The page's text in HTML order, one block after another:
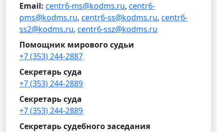
Email: centr6-ms@kodms.ru, centr6-
pms@kodms.ru, centr6-ss@kodms.ru, centr6-
ss2@kodms.ru, centr6-ssz@kodms.ru
Помощник мирового судьи
+7 (353) 244-2887
Секретарь суда
+7 (353) 244-2889
Секретарь суда
+7 (353) 244-2889
Секретарь судебного заседания